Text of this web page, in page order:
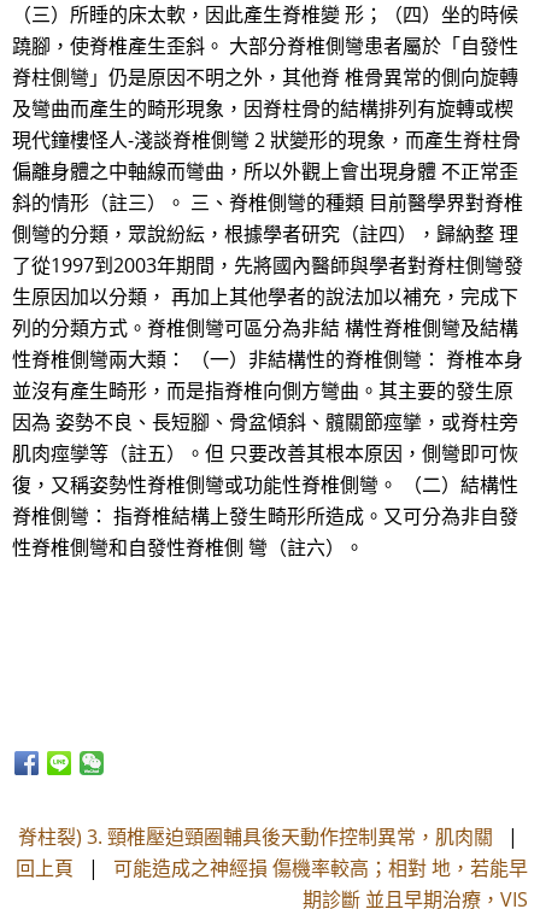
（三）所睡的床太軟，因此產生脊椎變 形；（四）坐的時候
蹺腳，使脊椎產生歪斜。 大部分脊椎側彎患者屬於「自發性
脊柱側彎」仍是原因不明之外，其他脊 椎骨異常的側向旋轉
及彎曲而產生的畸形現象，因脊柱骨的結構排列有旋轉或楔
現代鐘樓怪人-淺談脊椎側彎 2 狀變形的現象，而產生脊柱骨
偏離身體之中軸線而彎曲，所以外觀上會出現身體 不正常歪
斜的情形（註三）。 三、脊椎側彎的種類 目前醫學界對脊椎
側彎的分類，眾說紛紜，根據學者研究（註四），歸納整 理
了從1997到2003年期間，先將國內醫師與學者對脊柱側彎發
生原因加以分類， 再加上其他學者的說法加以補充，完成下
列的分類方式。脊椎側彎可區分為非結 構性脊椎側彎及結構
性脊椎側彎兩大類： （一）非結構性的脊椎側彎： 脊椎本身
並沒有產生畸形，而是指脊椎向側方彎曲。其主要的發生原
因為 姿勢不良、長短腳、骨盆傾斜、髖關節痙攣，或脊柱旁
肌肉痙孿等（註五）。但 只要改善其根本原因，側彎即可恢
復，又稱姿勢性脊椎側彎或功能性脊椎側彎。 （二）結構性
脊椎側彎： 指脊椎結構上發生畸形所造成。又可分為非自發
性脊椎側彎和自發性脊椎側 彎（註六）。
脊柱裂) 3. 頸椎壓迫頸圈輔具後天動作控制異常，肌肉關 |
回上頁 | 可能造成之神經損 傷機率較高；相對 地，若能早
期診斷 並且早期治療，VIS